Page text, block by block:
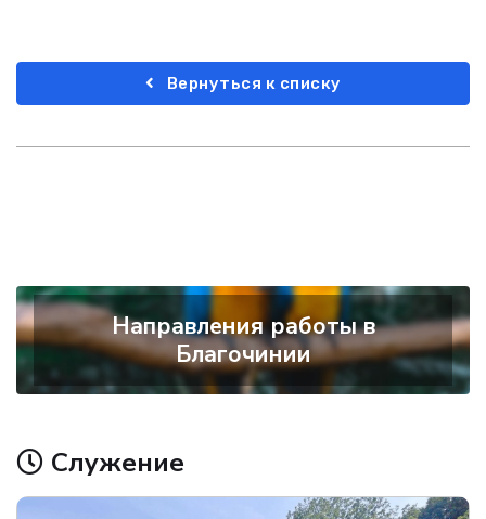
Вернуться к списку
Направления работы в
Благочинии
Служение